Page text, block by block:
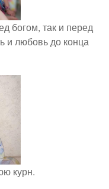
богом, так и перед
и любовь до конца
курн.